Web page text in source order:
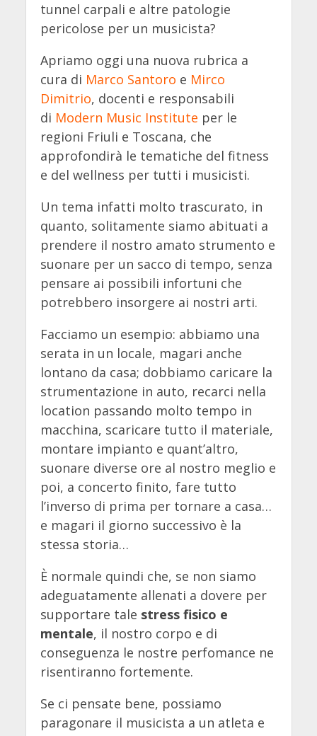
tunnel carpali e altre patologie
pericolose per un musicista?
Apriamo oggi una nuova rubrica a
cura di Marco Santoro e Mirco
Dimitrio, docenti e responsabili
di Modern Music Institute per le
regioni Friuli e Toscana, che
approfondirà le tematiche del fitness
e del wellness per tutti i musicisti.
Un tema infatti molto trascurato, in
quanto, solitamente siamo abituati a
prendere il nostro amato strumento e
suonare per un sacco di tempo, senza
pensare ai possibili infortuni che
potrebbero insorgere ai nostri arti.
Facciamo un esempio: abbiamo una
serata in un locale, magari anche
lontano da casa; dobbiamo caricare la
strumentazione in auto, recarci nella
location passando molto tempo in
macchina, scaricare tutto il materiale,
montare impianto e quant’altro,
suonare diverse ore al nostro meglio e
poi, a concerto finito, fare tutto
l’inverso di prima per tornare a casa…
e magari il giorno successivo è la
stessa storia…
È normale quindi che, se non siamo
adeguatamente allenati a dovere per
supportare tale stress fisico e
mentale, il nostro corpo e di
conseguenza le nostre perfomance ne
risentiranno fortemente.
Se ci pensate bene, possiamo
paragonare il musicista a un atleta e